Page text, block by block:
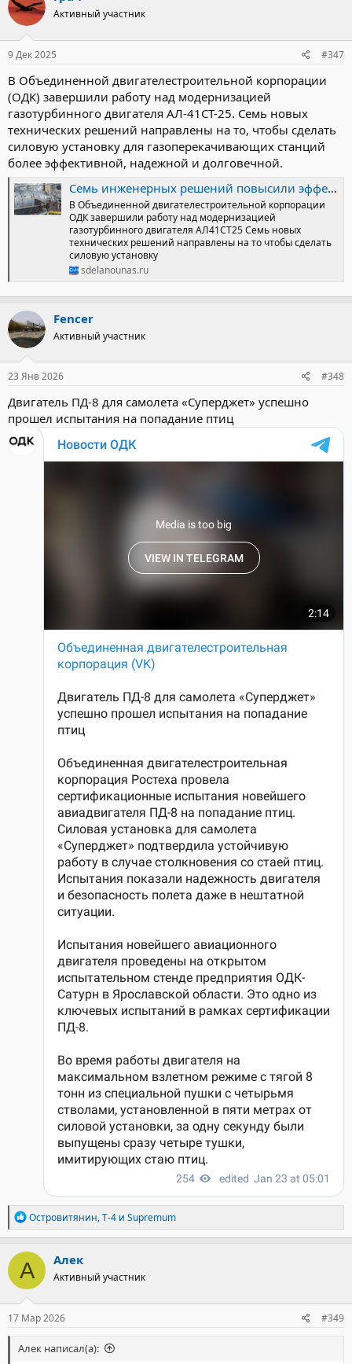
Активный участник
9 Дек 2025 #347
В Объединенной двигателестроительной корпорации
(ОДК) завершили работу над модернизацией
газотурбинного двигателя АЛ-41СТ-25. Семь новых
технических решений направлены на то, чтобы сделать
силовую установку для газоперекачивающих станций
более эффективной, надежной и долговечной.
Семь инженерных решений повысили эффективность отечественного газотурбинного двигателя в блоге Перспективные разработки НИОКРы изобретения / / Сделано у нас
В Объединенной двигателестроительной корпорации
ОДК завершили работу над модернизацией
газотурбинного двигателя АЛ41СТ25 Семь новых
технических решений направлены на то чтобы сделать
силовую установку
sdelanounas.ru
Fencer
Активный участник
23 Янв 2026 #348
Двигатель ПД-8 для самолета «Суперджет» успешно
прошел испытания на попадание птиц
Р
е
а
к
ц
и
и
:
Островитянин,T-4 и Supremum
А Алек
Активный участник
17 Мар 2026 #349
Алек написал(а):